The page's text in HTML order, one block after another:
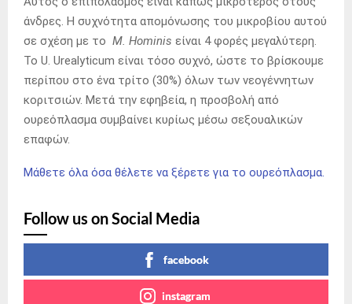
άνδρες. Η συχνότητα απομόνωσης του μικροβίου αυτού
σε σχέση με το M. Hominis είναι 4 φορές μεγαλύτερη.
Το U. Urealyticum είναι τόσο συχνό, ώστε το βρίσκουμε
περίπου στο ένα τρίτο (30%) όλων των νεογέννητων
κοριτσιών. Μετά την εφηβεία, η προσβολή από
ουρεόπλασμα συμβαίνει κυρίως μέσω σεξουαλικών
επαφών.
Μάθετε όλα όσα θέλετε να ξέρετε για το ουρεόπλασμα.
Follow us on Social Media
facebook
instagram